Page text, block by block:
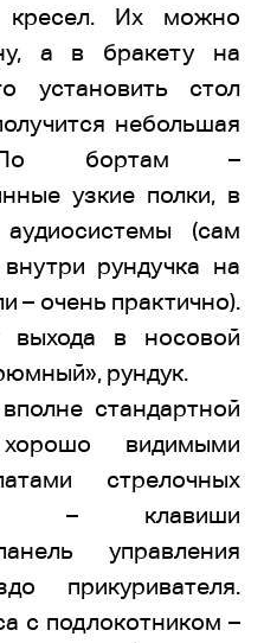
кресел. Их можно
а в бракету на
установить стол
небольшая
По бортам –
узкие полки, в
(сам
рундучка на
– очень практично).
выхода в носовой
рундук.
стандартной
видимыми
стрелочных
– клавиши
управления
прикуривателя.
с подлокотником –